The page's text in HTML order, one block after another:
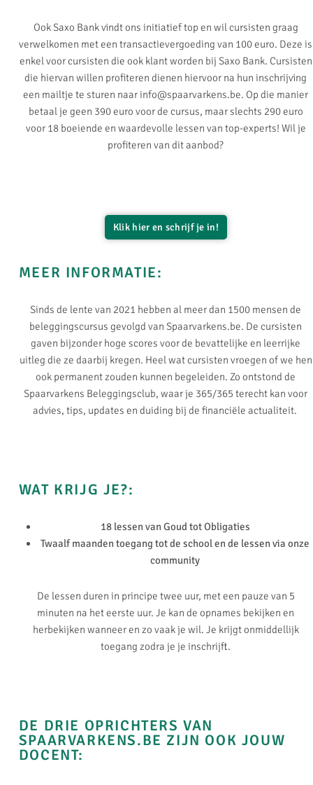
Ook Saxo Bank vindt ons initiatief top en wil cursisten graag
verwelkomen met een transactievergoeding van 100 euro. Deze is
enkel voor cursisten die ook klant worden bij Saxo Bank. Cursisten
die hiervan willen profiteren dienen hiervoor na hun inschrijving
een mailtje te sturen naarinfo@spaarvarkens.be. Op die manier
betaal je geen 390 euro voor de cursus, maar slechts 290 euro
voor 18 boeiende en waardevolle lessen van top-experts! Wil je
profiteren van dit aanbod?
Klik hier en schrijf je in!
MEER INFORMATIE:
Sinds de lente van 2021 hebben al meer dan 1500 mensen de
beleggingscursus gevolgd van Spaarvarkens.be. De cursisten
gaven bijzonder hoge scores voor de bevattelijke en leerrijke
uitleg die ze daarbij kregen. Heel wat cursisten vroegen of we hen
ook permanent zouden kunnen begeleiden. Zo ontstond de
Spaarvarkens Beleggingsclub, waar je 365/365 terecht kan voor
advies, tips, updates en duiding bij de financiële actualiteit.
WAT KRIJG JE?:
18 lessen van Goud tot Obligaties
Twaalf maanden toegang tot de school en de lessen via onze
community
De lessen duren in principe twee uur, met een pauze van 5
minuten na het eerste uur. Je kan de opnames bekijken en
herbekijken wanneer en zo vaak je wil. Je krijgt onmiddellijk
toegang zodra je je inschrijft.
DE DRIE OPRICHTERS VAN
SPAARVARKENS.BE ZIJN OOK JOUW
DOCENT: